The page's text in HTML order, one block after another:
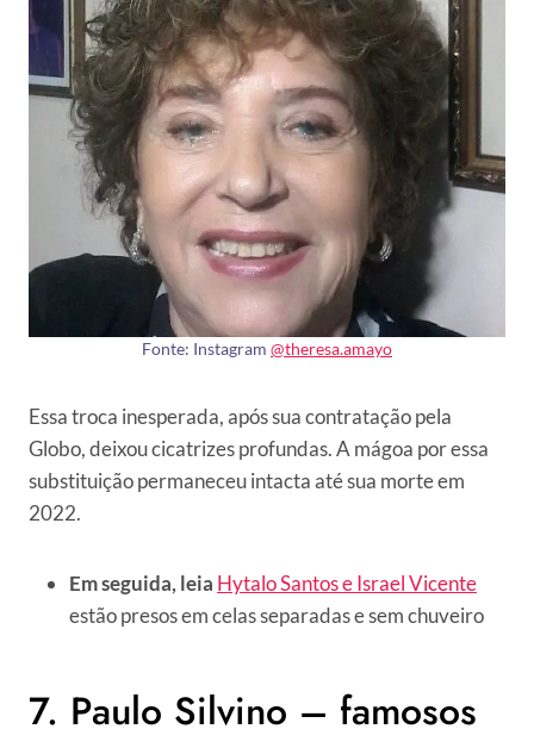
Fonte: Instagram @theresa.amayo
Essa troca inesperada, após sua contratação pela
Globo, deixou cicatrizes profundas. A mágoa por essa
substituição permaneceu intacta até sua morte em
2022.
Em seguida, leia Hytalo Santos e Israel Vicente
estão presos em celas separadas e sem chuveiro
7. Paulo Silvino – famosos